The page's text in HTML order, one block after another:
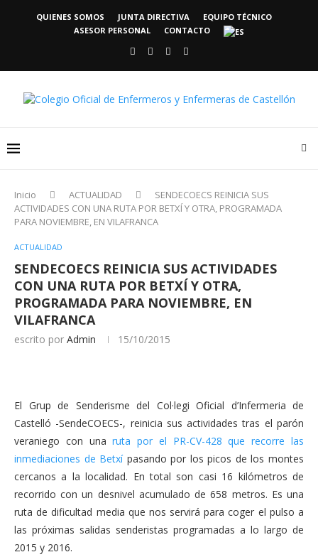
QUIENES SOMOS JUNTA DIRECTIVA
EQUIPO TÉCNICO
ASESOR PERSONAL
CONTACTO
Inicio ACTUALIDAD
SENDECOECS REINICIA SUS
ACTIVIDADES CON UNA RUTA POR BETXÍ Y OTRA, PROGRAMADA
PARA NOVIEMBRE, EN VILAFRANCA
ACTUALIDAD
SENDECOECS REINICIA SUS ACTIVIDADES
CON UNA RUTA POR BETXÍ Y OTRA,
PROGRAMADA PARA NOVIEMBRE, EN
VILAFRANCA
escrito por Admin 15/10/2015
El Grup de Senderisme del Col·legi Oficial d’Infermeria de
Castelló -SendeCOECS-, reinicia sus actividades tras el parón
veraniego con unaruta por el PR-CV-428 que recorre las
inmediaciones de Betxípasando por los picos de los montes
cercanos a la localidad. En total son casi 16 kilómetros de
recorrido con un desnivel acumulado de 658 metros. Es una
ruta de dificultad media que nos servirá para coger el pulso a
las próximas salidas senderistas programadas a lo largo de
2015 y 2016.